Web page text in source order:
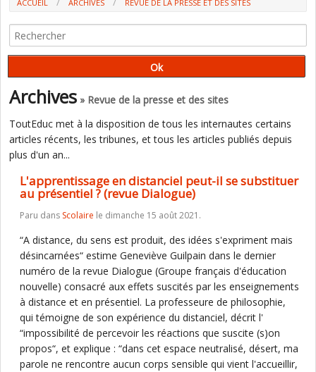
ACCUEIL ARCHIVES
REVUE DE LA PRESSE ET DES SITES
PRÉSENTIEL ? (REVUE DIALOGUE)
Archives » Revue de la presse et des sites
ToutEduc met à la disposition de tous les internautes certains
articles récents, les tribunes, et tous les articles publiés depuis
plus d'un an...
L'apprentissage en distanciel peut-il se substituer
au présentiel ? (revue Dialogue)
Paru dans Scolaire le dimanche 15 août 2021.
“A distance, du sens est produit, des idées s'expriment mais
désincarnées“ estime Geneviève Guilpain dans le dernier
numéro de la revue Dialogue (Groupe français d'éducation
nouvelle) consacré aux effets suscités par les enseignements
à distance et en présentiel. La professeure de philosophie,
qui témoigne de son expérience du distanciel, décrit l'
“impossibilité de percevoir les réactions que suscite (s)on
propos“, et explique : “dans cet espace neutralisé, désert, ma
parole ne rencontre aucun corps sensible qui vient l'accueillir,